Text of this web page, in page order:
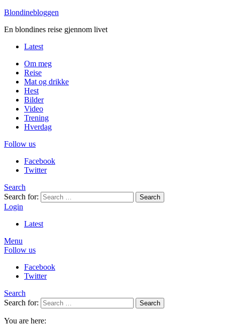
Blondinebloggen
En blondines reise gjennom livet
Latest
Om meg
Reise
Mat og drikke
Hest
Bilder
Video
Trening
Hverdag
Follow us
Facebook
Twitter
Search
Search for:
Search
Login
Latest
Menu
Follow us
Facebook
Twitter
Search
Search for:
Search
You are here: